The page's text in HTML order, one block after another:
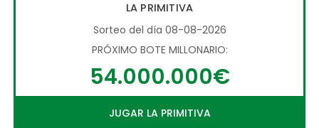
LA PRIMITIVA
Sorteo del día 08-08-2026
PRÓXIMO BOTE MILLONARIO:
54.000.000€
JUGAR LA PRIMITIVA